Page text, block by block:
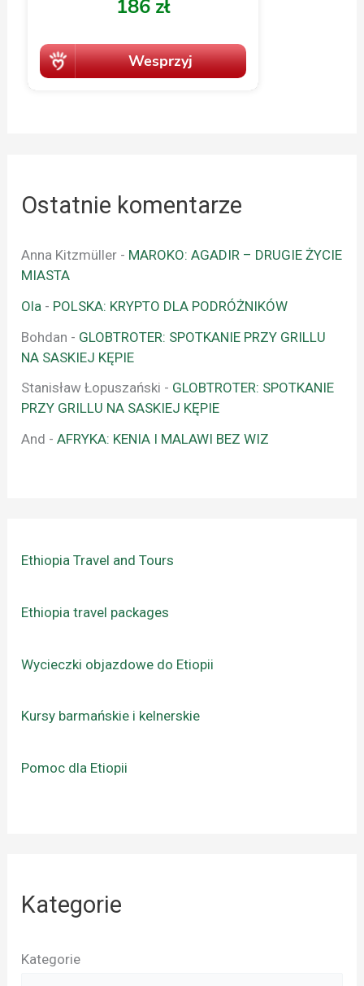
Ostatnie komentarze
Anna Kitzmüller - MAROKO: AGADIR – DRUGIE ŻYCIE
MIASTA
Ola - POLSKA: KRYPTO DLA PODRÓŻNIKÓW
Bohdan - GLOBTROTER: SPOTKANIE PRZY GRILLU
NA SASKIEJ KĘPIE
Stanisław Łopuszański - GLOBTROTER: SPOTKANIE
PRZY GRILLU NA SASKIEJ KĘPIE
And -AFRYKA: KENIA I MALAWI BEZ WIZ
Ethiopia Travel and Tours
Ethiopia travel packages
Wycieczki objazdowe do Etiopii
Kursy barmańskie i kelnerskie
Pomoc dla Etiopii
Kategorie
Kategorie